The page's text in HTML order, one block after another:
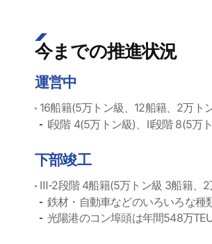
今までの推進状況
運営中
16船籍(5万トン級、12船籍、2万ト
Ⅰ段階 4(5万トン級)、Ⅱ段階 8(5万
下部竣工
Ⅲ-2段階 4船籍(5万トン級 3船籍、2
鉄材・自動車などのいろいろな種
光陽港のコン埠頭は年間548万